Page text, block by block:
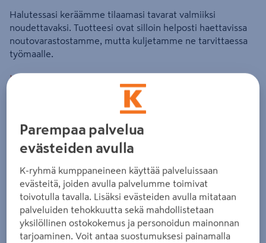
Halutessasi keräämme tilaamasi tavarat valmiiksi
noudettavaksi. Tuotteesi ovat silloin helposti haettavissa
noutovarastostamme, mutta kuljetamme ne tarvittaessa
työmaalle.
Myymälän tietosuojaseloste
Myymälän tilaus- ja toimitusehdot
Myymälä
Avoinna tänään: 8 - 18
Maanantai - Perjantai
Lauantai
08 - 15
Parempaa palvelua
evästeiden avulla
K-ryhmä kumppaneineen käyttää palveluissaan
evästeitä, joiden avulla palvelumme toimivat
toivotulla tavalla. Lisäksi evästeiden avulla mitataan
palveluiden tehokkuutta sekä mahdollistetaan
yksilöllinen ostokokemus ja personoidun mainonnan
tarjoaminen. Voit antaa suostumuksesi painamalla